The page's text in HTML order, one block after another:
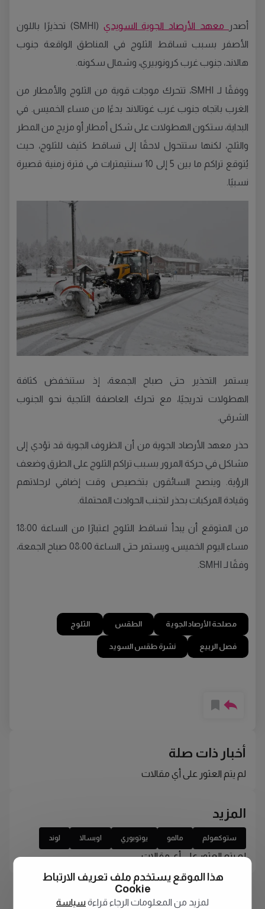
أصدر معهد الأرصاد الجوية السويدي
(SMHI) تحذيرًا باللون
الأصفر بسبب تساقط الثلوج في المناطق الواقعة جنوب
هالاند، جنوب غرب كرونوبيري، وشمال سكونه.
ووفقًا لـ SMHI، تتحرك موجات قوية من الثلوج والأمطار من
الغرب باتجاه جنوب غرب غوتالاند بدءًا من مساء الخميس. في
البداية، ستكون الهطولات على شكل أمطار أو مزيج من المطر
والثلج، لكنها ستتحول لاحقًا إلى تساقط كثيف للثلوج، حيث
يُتوقع تراكم ما بين 5 إلى 10 سنتيمترات في فترة زمنية قصيرة
نسبيًا.
يستمر التحذير حتى صباح الجمعة، إذ ستنخفض كثافة
الهطولات تدريجيًا، مع تحرك العاصفة الثلجية نحو الجنوب
الشرقي.
حذر معهد الأرصاد الجوية من أن الظروف الجوية قد تؤدي إلى
مشاكل في حركة المرور بسبب تراكم الثلوج على الطرق وضعف
الرؤية. وينصح السائقون بتخصيص وقت إضافي لرحلاتهم
وقيادة المركبات بحذر لتجنب الحوادث المحتملة.
من المتوقع أن يبدأ تساقط الثلوج اعتبارًا من الساعة 18:00
مساء اليوم الخميس، ويستمر حتى الساعة 08:00 صباح الجمعة،
وفقًا لـ SMHI.
مصلحة الأرصاد الجوية الطقس الثلوج
فصل الربيع نشرة طقس السويد
أخبار ذات صلة
لم يتم العثور على أي مقالات
المزيد
ستوكهولم مالمو يوتوبوري اوبسالا لوند
لم يتم العثور على أي مقالات
هذا الموقع يستخدم ملف تعريف الارتباط
Cookie
لمزيد من المعلومات الرجاء قراءة سياسة